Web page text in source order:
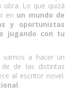
Lo que quizá
en un mundo de
y oportunistas
jugando con tu
vamos a hacer un
de de las distintas
al escritor novel.
.